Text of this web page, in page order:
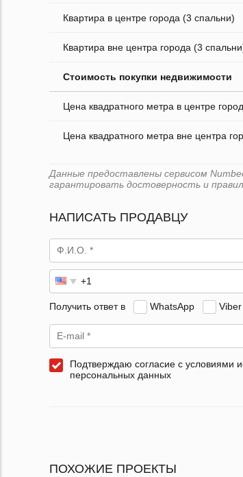
Квартира в центре города (3 спальни)
Квартира вне центра города (3
Стоимость покупки недвижимости
Цена квадратного метра в центре
Цена квадратного метра вне центра
Данные предоставлены сервисом
гарантировать достоверность и
НАПИСАТЬ ПРОДАВЦУ
Получить ответ в WhatsApp Viber
Подтверждаю согласие с условиями
персональных данных
ПОХОЖИЕ ПРОЕКТЫ